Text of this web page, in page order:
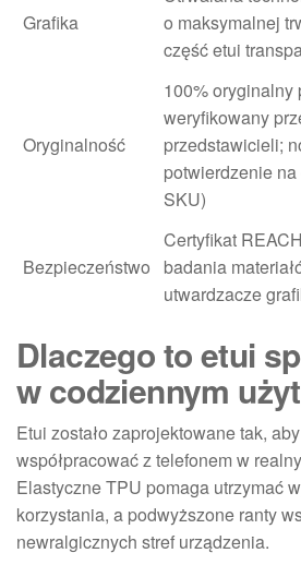
Grafika
o maksymalnej
część etui
Oryginalność
100% oryginalny
weryfikowany
przedstawicieli;
potwierdzenie
SKU)
Bezpieczeństwo
Certyfikat
badania
utwardzacze
Dlaczego to etui
w codziennym
Etui zostało zaprojektowane tak,
współpracować z telefonem w
Elastyczne TPU pomaga utrzymać
korzystania, a podwyższone ranty
newralgicznych stref urządzenia.